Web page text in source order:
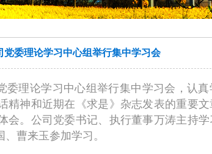
党委理论学习中心组举行集中学习会
委理论学习中心组举行集中学习会，认
精神和近期在《求是》杂志发表的重要
会。公司党委书记、执行董事万涛主持
曹来玉参加学习。